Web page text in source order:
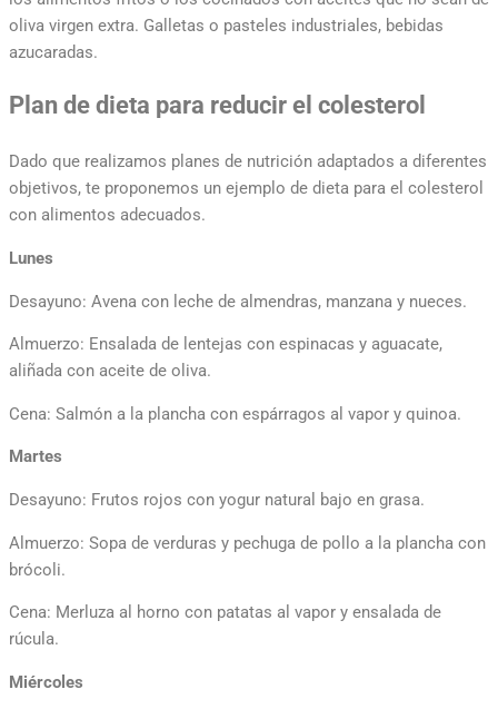
oliva virgen extra. Galletas o pasteles industriales, bebidas
azucaradas.
Plan de dieta para reducir el colesterol
Dado que realizamos planes de nutrición adaptados a diferentes
objetivos, te proponemos un ejemplo de dieta para el colesterol
con alimentos adecuados.
Lunes
Desayuno: Avena con leche de almendras, manzana y nueces.
Almuerzo: Ensalada de lentejas con espinacas y aguacate,
aliñada con aceite de oliva.
Cena: Salmón a la plancha con espárragos al vapor y quinoa.
Martes
Desayuno: Frutos rojos con yogur natural bajo en grasa.
Almuerzo: Sopa de verduras y pechuga de pollo a la plancha con
brócoli.
Cena: Merluza al horno con patatas al vapor y ensalada de
rúcula.
Miércoles